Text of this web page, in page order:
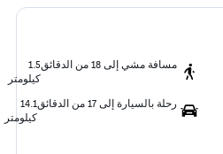
مسافة مشي إلى 18 من الدقائق
1.5
كيلومتر
رحلة بالسيارة إلى 17 من الدقائق
14.1
كيلومتر